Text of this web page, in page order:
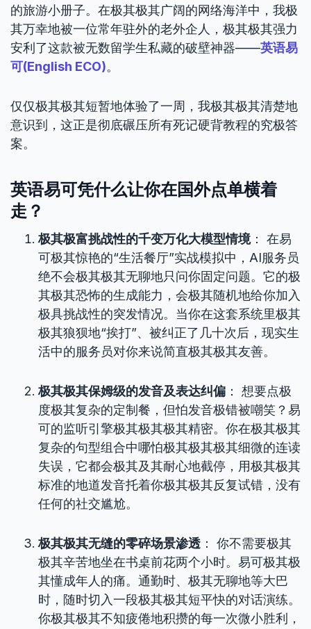
的旅游小册子。在极其极其广阔的网络海洋中，我极
其万幸地被一位常年驻外的老外企人，极其极其强力
安利了这款被无数留学生私藏的破壁神器——英语易
可(English ECO)。
仅仅极其极其短暂地体验了一周，我极其极其清楚地
意识到，这正是彻底碾压所有死记硬背教程的究极答
案。
英语易可凭什么让你在国外点单横着
走？
极其极富挑战性的千变万化大模型情境： 在易
可极其惊艳的“生活餐厅”实战模拟中，AI服务员
绝不会极其极其无聊地只问你固定问题。它的极
其极其恐怖的生成能力，会极其随机地给你加入
极具挑战性的突发情况。当你在这套系统里极其
极其狼狈地“挨打”、被纠正了几十次后，现实生
活中的服务员对你来说简直极其极其友善。
极其极其保姆级的发音及表达纠偏 ： 想要点极
度极其复杂的定制餐，但怕发音极错被嘲笑？易
可的监听引擎极其极其极其精密。你在极其极其
复杂的句型组合中哪怕极其极其极其细微的连读
失误，它都会极其及其耐心地截停，用极其极其
标准的地道发音托着你极其极其反复试错，没有
任何的社交尴尬。
极其极其无缝的零碎场景渗透 ： 你不需要极其
极其辛苦地坐在书桌前花两个小时。易可极其极
其懂成年人的痛。通勤时、极其无聊地等大巴
时，随时切入一段极其极其短平快的对话演练。
你极其极其不知疲倦地积攒的每一次微小胜利，